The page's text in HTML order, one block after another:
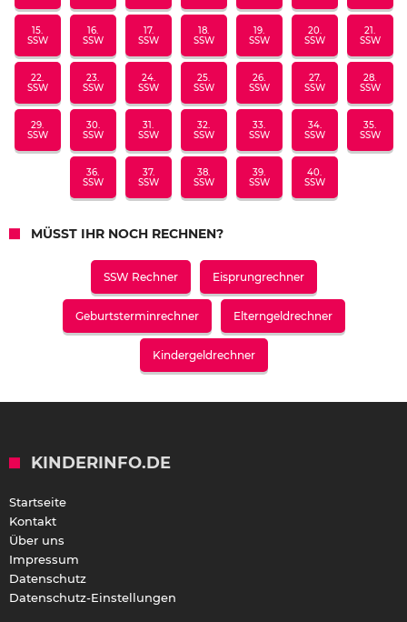
15.
SSW
16.
SSW
17.
SSW
18.
SSW
19.
SSW
20.
SSW
21.
SSW
22.
SSW
23.
SSW
24.
SSW
25.
SSW
26.
SSW
27.
SSW
28.
SSW
29.
SSW
30.
SSW
31.
SSW
32.
SSW
33.
SSW
34.
SSW
35.
SSW
36.
SSW
37.
SSW
38.
SSW
39.
SSW
40.
SSW
MÜSST IHR NOCH RECHNEN?
SSW Rechner Eisprungrechner
Geburtsterminrechner Elterngeldrechner
Kindergeldrechner
KINDERINFO.DE
Startseite
Kontakt
Über uns
Impressum
Datenschutz
Datenschutz-Einstellungen